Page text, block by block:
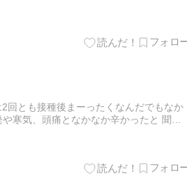
回とも接種後まーったくなんだでもなか
寒気、頭痛となかなか辛かったと 聞い